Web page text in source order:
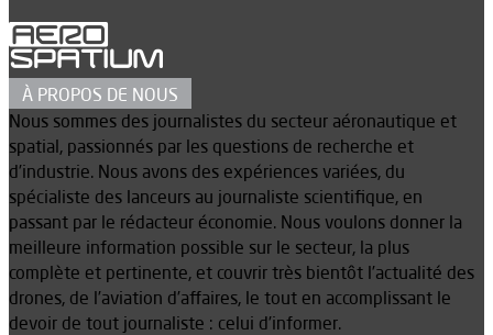
À PROPOS DE NOUS
Nous sommes des journalistes du secteur aéronautique et
spatial, passionnés par les questions de recherche et
d’industrie. Nous avons des expériences variées, du
spécialiste des lanceurs au journaliste scientifique, en
passant par le rédacteur économie. Nous voulons donner la
meilleure information possible sur le secteur, la plus
complète et pertinente, et couvrir très bientôt l’actualité des
drones, de l’aviation d’affaires, le tout en accomplissant le
devoir de tout journaliste : celui d’informer.